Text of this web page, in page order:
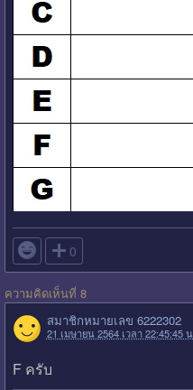
 0
ความคิดเห็นที่ 8
สมาชิกหมายเลข 6222302
21 เมษายน 2564 เวลา 22:45:45
F ครับ